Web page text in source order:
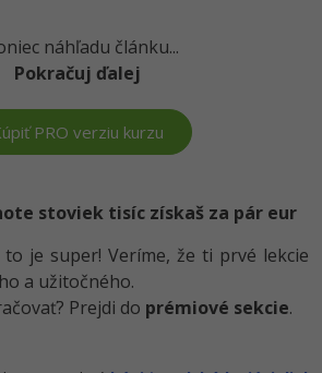
softvéru
-30%
-80%
náhľadu článku...
Pokračuj ďalej
PRO verziu kurzu
stoviek tisíc získaš za pár eur
je super! Veríme, že ti prvé lekcie
a užitočného.
Prejdi do prémiové sekcie.